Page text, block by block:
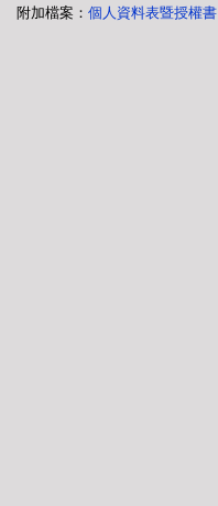
附加檔案： 個人資料表暨授權書